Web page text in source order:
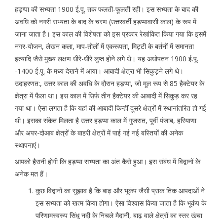
हड़प्पा की सभ्यता 1900 ई.पू. तक फलती-फूलती रही। इस सभ्यता के बाद की
अवधि को नगरी सभ्यता के बाद के चरण (उत्तरवर्ती हड़प्पावासी काल) के रूप में
जाना जाता है। इस काल की विशेषता को इस प्रकार रेखांकित किया गया कि इसमें
नगर-योजन, लेखन कला, माप-तोलों में एकरूपता, मिट्टी के बर्तनों में समानता
इत्यादि जैसे मुख्य लक्षण धीरे-धीरे लुप्त होने लगे थे। यह अधोपतन 1900 ई.पू.
-1400 ई.पू. के मध्य देखने में आया। आबादी क्षेत्रा भी सिकुड़ने लगे थे।
उदाहरणत:, उत्तर काल की अवधि के दौरान हड़प्पा, जो मूल रूप से 85 हैक्टेयर के
क्षेत्रा में फैला था। इस काल में सिर्फ तीन हैक्टेयर की आबादी में सिकुड़ कर रह
गया था। ऐसा लगता है कि यहां की आबादी किन्हीं दूसरे क्षेत्रों में स्थानांतरित हो गई
थी। इसका संकेत मिलता है उत्तर हड़प्पा काल में गुजरात, पूर्वी पंजाब, हरियाणा
और अपर-दोआब क्षेत्रों के बाहरी क्षेत्रों में पाई गई नई बस्तियों की अनेक
स्थापनाएं।
आपको हैरानी होगी कि हड़प्पा सभ्यता का अंत कैसे हुआ। इस संबंध में विद्वानों के
अनेक मत हैं।
कुछ विद्वानों का सुझाव है कि बाढ़ और भूकंप जैसी प्राक तिक आपदाओं ने
इस सभ्यता को खत्म किया होगा। ऐसा विश्वास किया जाता है कि भूकंप के
परिणामस्वरुप सिंधु नदी के निचले मैदानी, बाढ़ वाले क्षेत्रों का स्तर ऊंचा